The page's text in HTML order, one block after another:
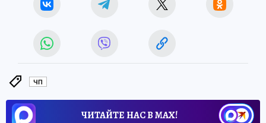
ЧП
ЧИТАЙТЕ НАС В МАХ!